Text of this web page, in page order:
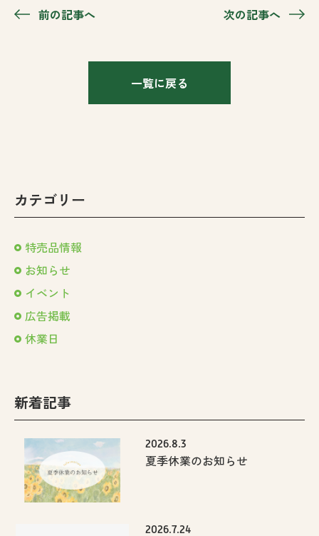
前の記事へ 次の記事へ
一覧に戻る
カテゴリー
特売品情報
お知らせ
イベント
広告掲載
休業日
新着記事
2026.8.3
夏季休業のお知らせ
2026.7.24